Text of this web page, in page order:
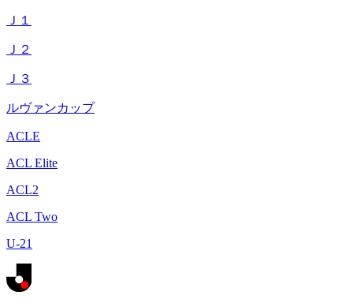
Ｊ１
Ｊ２
Ｊ３
ルヴァンカップ
ACLE
ACL Elite
ACL2
ACL Two
U-21